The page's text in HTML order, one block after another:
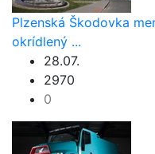
Plzenská Škodovka
okrídlený ...
28.07.
2970
0